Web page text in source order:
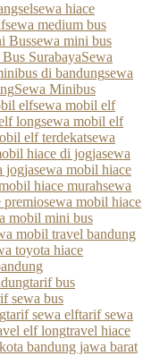
sewa hiace
sewa medium bus
Bussewa mini bus
SurabayaSewa
di bandungsewa
Sewa Minibus
elfsewa mobil elf
longsewa mobil elf
elf terdekatsewa
hiace di jogjasewa
jogjasewa mobil hiace
hiace murahsewa
premiosewa mobil hiace
mobil mini bus
mobil travel bandung
toyota hiace
tarif bus
sewa bus
tarif sewa elftarif sewa
elf longtravel hiace
bandung jawa barat